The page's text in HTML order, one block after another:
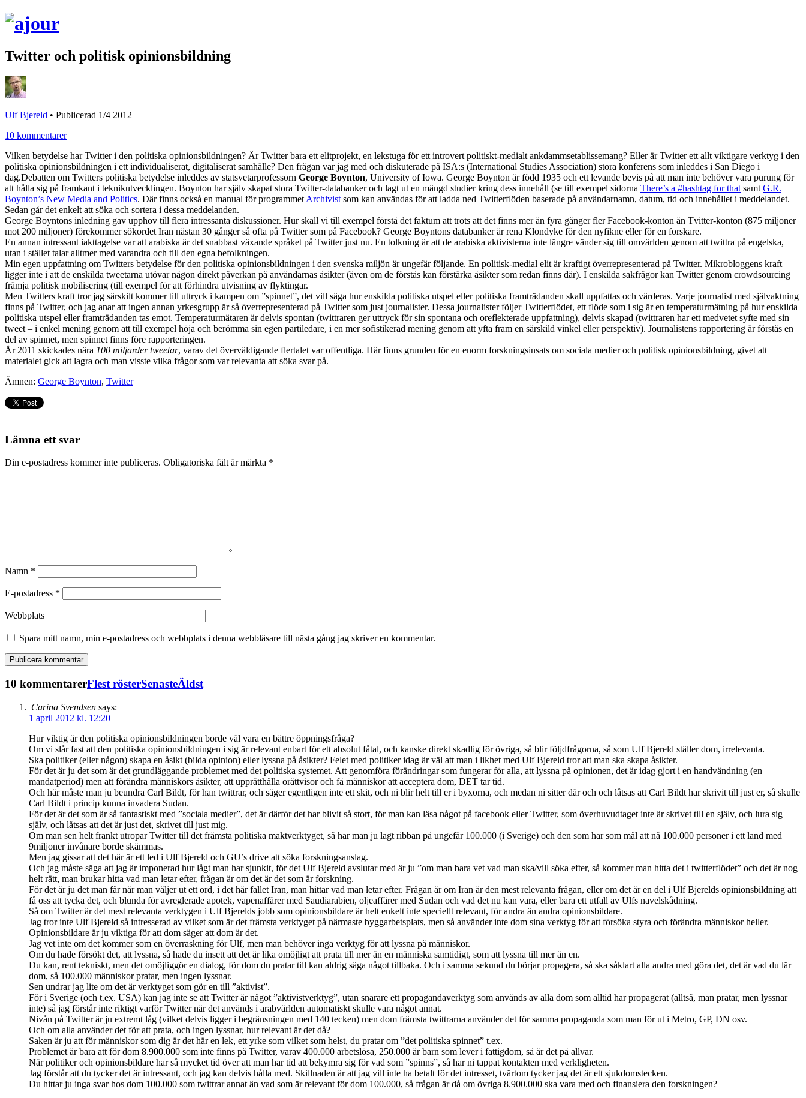
Twitter och politisk opinionsbildning
Ulf Bjereld • Publicerad 1/4 2012
10 kommentarer
Vilken betydelse har Twitter i den politiska opinionsbildningen? Är Twitter bara ett elitprojekt, en lekstuga för ett introvert politiskt-medialt ankdammsetablissemang? Eller är Twitter ett allt viktigare verktyg i den
politiska opinionsbildningen i ett individualiserat, digitaliserat samhälle? Den frågan var jag med och diskuterade på ISA:s (International Studies Association) stora konferens som inleddes i San Diego i
dag.Debatten om Twitters politiska betydelse inleddes av statsvetarprofessorn George Boynton, University of Iowa. George Boynton är född 1935 och ett levande bevis på att man inte behöver vara purung för
att hålla sig på framkant i teknikutvecklingen. Boynton har själv skapat stora Twitter-databanker och lagt ut en mängd studier kring dess innehåll (se till exempel sidorna There’s a #hashtag for that samt G.R.
Boynton’s New Media and Politics. Där finns också en manual för programmet Archivist som kan användas för att ladda ned Twitterflöden baserade på användarnamn, datum, tid och innehållet i meddelandet.
Sedan går det enkelt att söka och sortera i dessa meddelanden.
George Boyntons inledning gav upphov till flera intressanta diskussioner. Hur skall vi till exempel förstå det faktum att trots att det finns mer än fyra gånger fler Facebook-konton än Tvitter-konton (875 miljoner
mot 200 miljoner) förekommer sökordet Iran nästan 30 gånger så ofta på Twitter som på Facebook? George Boyntons databanker är rena Klondyke för den nyfikne eller för en forskare.
En annan intressant iakttagelse var att arabiska är det snabbast växande språket på Twitter just nu. En tolkning är att de arabiska aktivisterna inte längre vänder sig till omvärlden genom att twittra på engelska,
utan i stället talar alltmer med varandra och till den egna befolkningen.
Min egen uppfattning om Twitters betydelse för den politiska opinionsbildningen i den svenska miljön är ungefär följande. En politisk-medial elit är kraftigt överrepresenterad på Twitter. Mikrobloggens kraft
ligger inte i att de enskilda tweetarna utövar någon direkt påverkan på användarnas åsikter (även om de förstås kan förstärka åsikter som redan finns där). I enskilda sakfrågor kan Twitter genom crowdsourcing
främja politisk mobilisering (till exempel för att förhindra utvisning av flyktingar.
Men Twitters kraft tror jag särskilt kommer till uttryck i kampen om ”spinnet”, det vill säga hur enskilda politiska utspel eller politiska framträdanden skall uppfattas och värderas. Varje journalist med självaktning
finns på Twitter, och jag anar att ingen annan yrkesgrupp är så överrepresenterad på Twitter som just journalister. Dessa journalister följer Twitterflödet, ett flöde som i sig är en temperaturmätning på hur enskilda
politiska utspel eller framträdanden tas emot. Temperaturmätaren är delvis spontan (twittraren ger uttryck för sin spontana och oreflekterade uppfattning), delvis skapad (twittraren har ett medvetet syfte med sin
tweet – i enkel mening genom att till exempel höja och berömma sin egen partiledare, i en mer sofistikerad mening genom att yfta fram en särskild vinkel eller perspektiv). Journalistens rapportering är förstås en
del av spinnet, men spinnet finns före rapporteringen.
År 2011 skickades nära 100 miljarder tweetar, varav det överväldigande flertalet var offentliga. Här finns grunden för en enorm forskningsinsats om sociala medier och politisk opinionsbildning, givet att
materialet gick att lagra och man visste vilka frågor som var relevanta att söka svar på.
Ämnen: George Boynton, Twitter
Lämna ett svar
Din e-postadress kommer inte publiceras. Obligatoriska fält är märkta *
Namn *
E-postadress *
Webbplats
Spara mitt namn, min e-postadress och webbplats i denna webbläsare till nästa gång jag skriver en kommentar.
10 kommentarerFlest rösterSenasteÄldst
Carina Svendsen says:
1 april 2012 kl. 12:20
Hur viktig är den politiska opinionsbildningen borde väl vara en bättre öppningsfråga?
Om vi slår fast att den politiska opinionsbildningen i sig är relevant enbart för ett absolut fåtal, och kanske direkt skadlig för övriga, så blir följdfrågorna, så som Ulf Bjereld ställer dom, irrelevanta.
Ska politiker (eller någon) skapa en åsikt (bilda opinion) eller lyssna på åsikter? Felet med politiker idag är väl att man i likhet med Ulf Bjereld tror att man ska skapa åsikter.
För det är ju det som är det grundläggande problemet med det politiska systemet. Att genomföra förändringar som fungerar för alla, att lyssna på opinionen, det är idag gjort i en handvändning (en
mandatperiod) men att förändra människors åsikter, att upprätthålla orättvisor och få människor att acceptera dom, DET tar tid.
Och här måste man ju beundra Carl Bildt, för han twittrar, och säger egentligen inte ett skit, och ni blir helt till er i byxorna, och medan ni sitter där och och låtsas att Carl Bildt har skrivit till just er, så skulle
Carl Bildt i princip kunna invadera Sudan.
För det är det som är så fantastiskt med ”sociala medier”, det är därför det har blivit så stort, för man kan läsa något på facebook eller Twitter, som överhuvudtaget inte är skrivet till en själv, och lura sig
själv, och låtsas att det är just det, skrivet till just mig.
Om man sen helt frankt utropar Twitter till det främsta politiska maktverktyget, så har man ju lagt ribban på ungefär 100.000 (i Sverige) och den som har som mål att nå 100.000 personer i ett land med
9miljoner invånare borde skämmas.
Men jag gissar att det här är ett led i Ulf Bjereld och GU’s drive att söka forskningsanslag.
Och jag måste säga att jag är imponerad hur lågt man har sjunkit, för det Ulf Bjereld avslutar med är ju ”om man bara vet vad man ska/vill söka efter, så kommer man hitta det i twitterflödet” och det är nog
helt rätt, man brukar hitta vad man letar efter, frågan är om det är det som är forskning.
För det är ju det man får när man väljer ut ett ord, i det här fallet Iran, man hittar vad man letar efter. Frågan är om Iran är den mest relevanta frågan, eller om det är en del i Ulf Bjerelds opinionsbildning att
få oss att tycka det, och blunda för avreglerade apotek, vapenaffärer med Saudiarabien, oljeaffärer med Sudan och vad det nu kan vara, eller bara ett utfall av Ulfs navelskådning.
Så om Twitter är det mest relevanta verktygen i Ulf Bjerelds jobb som opinionsbildare är helt enkelt inte speciellt relevant, för andra än andra opinionsbildare.
Jag tror inte Ulf Bjereld så intresserad av vilket som är det främsta verktyget på närmaste byggarbetsplats, men så använder inte dom sina verktyg för att försöka styra och förändra människor heller.
Opinionsbildare är ju viktiga för att dom säger att dom är det.
Jag vet inte om det kommer som en överraskning för Ulf, men man behöver inga verktyg för att lyssna på människor.
Om du hade försökt det, att lyssna, så hade du insett att det är lika omöjligt att prata till mer än en människa samtidigt, som att lyssna till mer än en.
Du kan, rent tekniskt, men det omöjliggör en dialog, för dom du pratar till kan aldrig säga något tillbaka. Och i samma sekund du börjar propagera, så ska såklart alla andra med göra det, det är vad du lär
dom, så 100.000 människor pratar, men ingen lyssnar.
Sen undrar jag lite om det är verktyget som gör en till ”aktivist”.
För i Sverige (och t.ex. USA) kan jag inte se att Twitter är något ”aktivistverktyg”, utan snarare ett propagandaverktyg som används av alla dom som alltid har propagerat (alltså, man pratar, men lyssnar
inte) så jag förstår inte riktigt varför Twitter när det används i arabvärlden automatiskt skulle vara något annat.
Nivån på Twitter är ju extremt låg (vilket delvis ligger i begränsningen med 140 tecken) men dom främsta twittrarna använder det för samma propaganda som man för ut i Metro, GP, DN osv.
Och om alla använder det för att prata, och ingen lyssnar, hur relevant är det då?
Saken är ju att för människor som dig är det här en lek, ett yrke som vilket som helst, du pratar om ”det politiska spinnet” t.ex.
Problemet är bara att för dom 8.900.000 som inte finns på Twitter, varav 400.000 arbetslösa, 250.000 är barn som lever i fattigdom, så är det på allvar.
När politiker och opinionsbildare har så mycket tid över att man har tid att bekymra sig för vad som ”spinns”, så har ni tappat kontakten med verkligheten.
Jag förstår att du tycker det är intressant, och jag kan delvis hålla med. Skillnaden är att jag vill inte ha betalt för det intresset, tvärtom tycker jag det är ett sjukdomstecken.
Du hittar ju inga svar hos dom 100.000 som twittrar annat än vad som är relevant för dom 100.000, så frågan är då om övriga 8.900.000 ska vara med och finansiera den forskningen?